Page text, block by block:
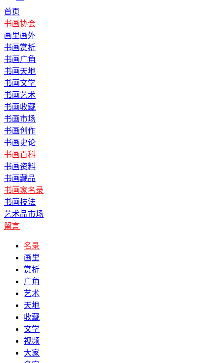
首页
书画协会
画里画外
书画赏析
书画广角
书画天地
书画文学
书画艺术
书画收藏
书画市场
书画创作
书画史论
书画百科
书画资料
书画藏品
书画家名录
书画技法
艺术品市场
留言
名录
画里
赏析
广角
艺术
天地
收藏
文学
视频
大家